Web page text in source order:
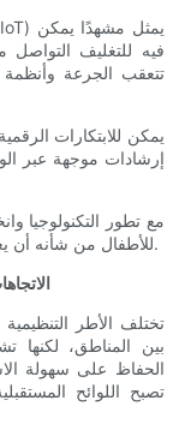
فيه للتغليف
تتعقب الجرعة وأنظمة
يمكن للابتكارات
إرشادات موجهة عبر
مع تطور التكنولوجيا
للأطفال من شأنه أن يعيد تعريف معايير السلامة وتوقعات المستهلكين.
تختلف الأطر التنظيمية
بين المناطق،
الحفاظ على سهولة
تصبح اللوائح